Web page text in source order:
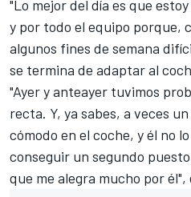
"Lo mejor del día es que
y por todo el equipo porque,
algunos fines de semana
se termina de adaptar al
"Ayer y anteayer tuvimos
recta. Y, ya sabes, a veces
cómodo en el coche, y él no
conseguir un segundo
que me alegra mucho por él",